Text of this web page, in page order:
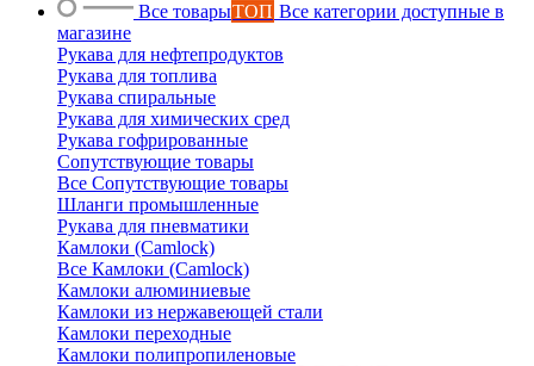
Все товарыТОП Все категории доступные в
магазине
Рукава для нефтепродуктов
Рукава для топлива
Рукава спиральные
Рукава для химических сред
Рукава гофрированные
Сопутствующие товары
Все Сопутствующие товары
Шланги промышленные
Рукава для пневматики
Камлоки (Camlock)
Все Камлоки (Camlock)
Камлоки алюминиевые
Камлоки из нержавеющей стали
Камлоки переходные
Камлоки полипропиленовые